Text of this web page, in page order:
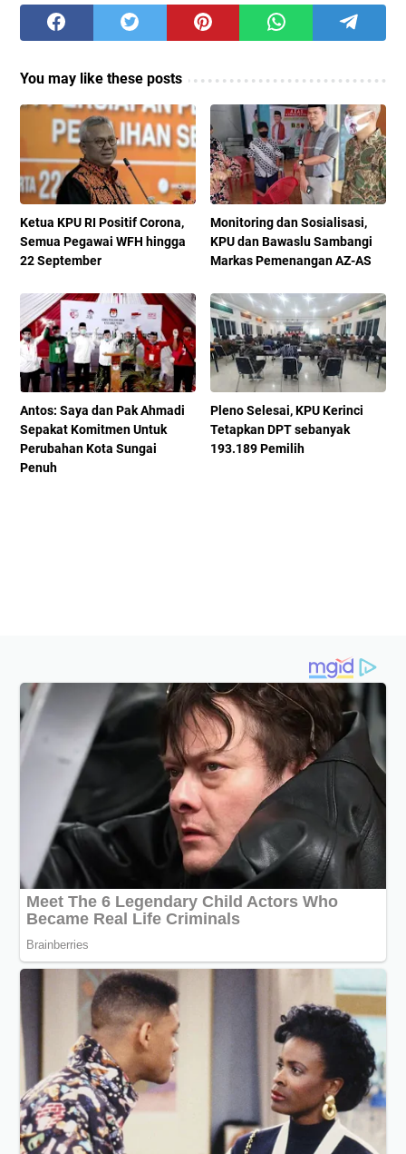
You may like these posts
Ketua KPU RI Positif Corona,
Semua Pegawai WFH hingga
22 September
Monitoring dan Sosialisasi,
KPU dan Bawaslu Sambangi
Markas Pemenangan AZ-AS
Antos: Saya dan Pak Ahmadi
Sepakat Komitmen Untuk
Perubahan Kota Sungai
Penuh
Pleno Selesai, KPU Kerinci
Tetapkan DPT sebanyak
193.189 Pemilih